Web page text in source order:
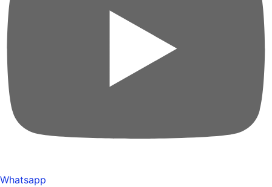
Whatsapp